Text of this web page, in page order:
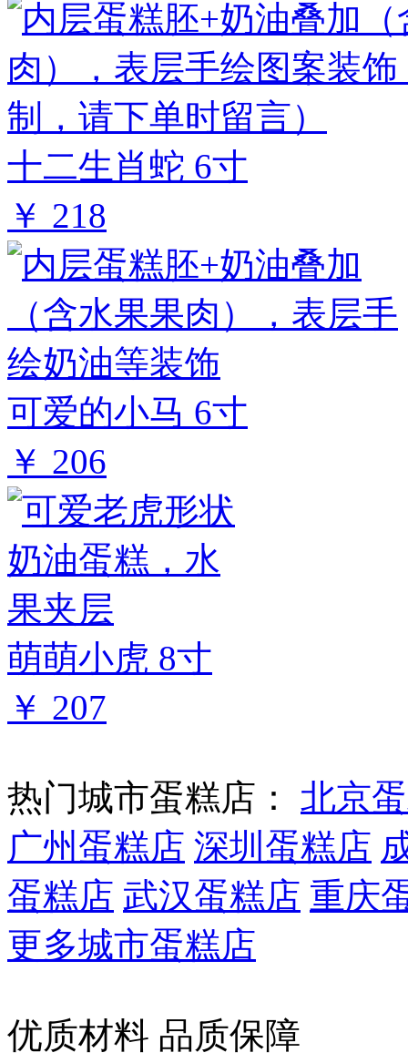
十二生肖蛇 6寸
￥ 218
可爱的小马 6寸
￥ 206
萌萌小虎 8寸
￥ 207
热门城市蛋糕店：
北京
广州蛋糕店 深圳蛋糕店
蛋糕店 武汉蛋糕店 重庆
更多城市蛋糕店
优质材料 品质保障